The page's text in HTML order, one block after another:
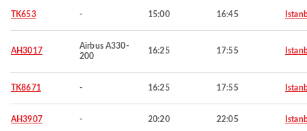
TK653 - 15:00 16:45
AH3017
Airbus A330-
200
16:25 17:55
TK8671 - 16:25 17:55
AH3907 - 20:20 22:05